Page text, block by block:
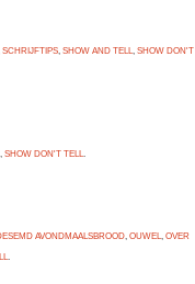
SCHRIJFTIPS, SHOW AND TELL, SHOW DON'T
, SHOW DON'T TELL.
AVONDMAALSBROOD, OUWEL, OVER
.